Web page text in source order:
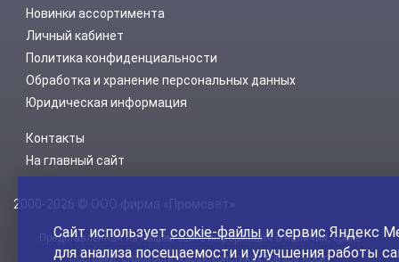
Новинки ассортимента
Личный кабинет
Политика конфиденциальности
Обработка и хранение персональных данных
Юридическая информация
Контакты
На главный сайт
2000-2026 © ООО фирма «Промсвет»
Представленная на нашем сайте информация о наличии, сроке
поставки, стоимости, характеристиках товара носит
Сайт используетcookie-файлы и сервис Яндекс
для анализа посещаемости и улучшения работы